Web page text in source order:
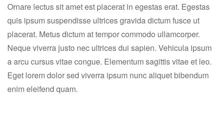
Ornare lectus sit amet est placerat in egestas erat. Egestas
quis ipsum suspendisse ultrices gravida dictum fusce ut
placerat. Metus dictum at tempor commodo ullamcorper.
Neque viverra justo nec ultrices dui sapien. Vehicula ipsum
a arcu cursus vitae congue. Elementum sagittis vitae et leo.
Eget lorem dolor sed viverra ipsum nunc aliquet bibendum
enim eleifend quam.